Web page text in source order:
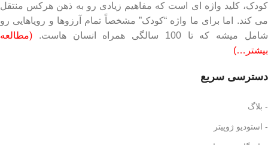
کودک، کلید واژه ای است که مفاهیم زیادی رو به ذهن هرکس منتقل
می کند. اما برای ما واژه “کودک” مشخصاً تمام آرزوها و رویاهایی رو
شامل میشه که تا 100 سالگی همراه انسان هاست.
(مطالعه
بیشتر…)
دسترسی سریع
- بلاگ
- استودیو ژوپیتر